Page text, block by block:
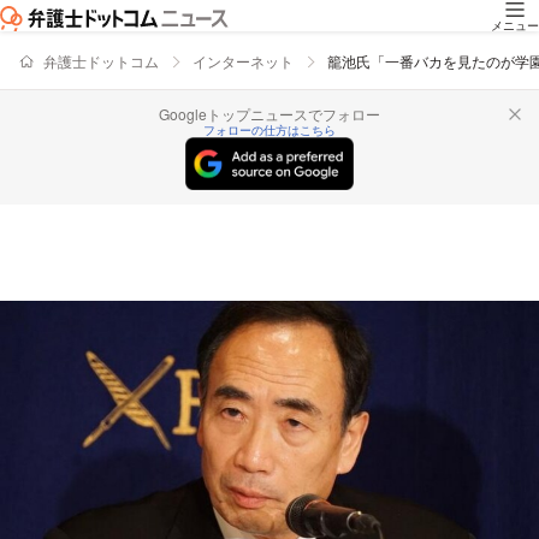
メニュー
弁護士ドットコム インターネット 籠池氏「一番バカを見たのが学
Googleトップニュースでフォロー
フォローの仕方はこちら